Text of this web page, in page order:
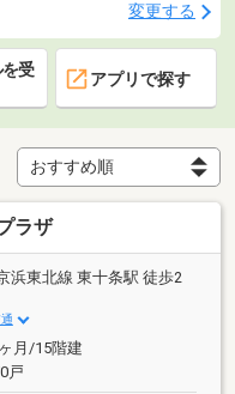
変更する
受
アプリで探す
ラザ
浜東北線 東十条駅 徒歩2
月/15階建
戸